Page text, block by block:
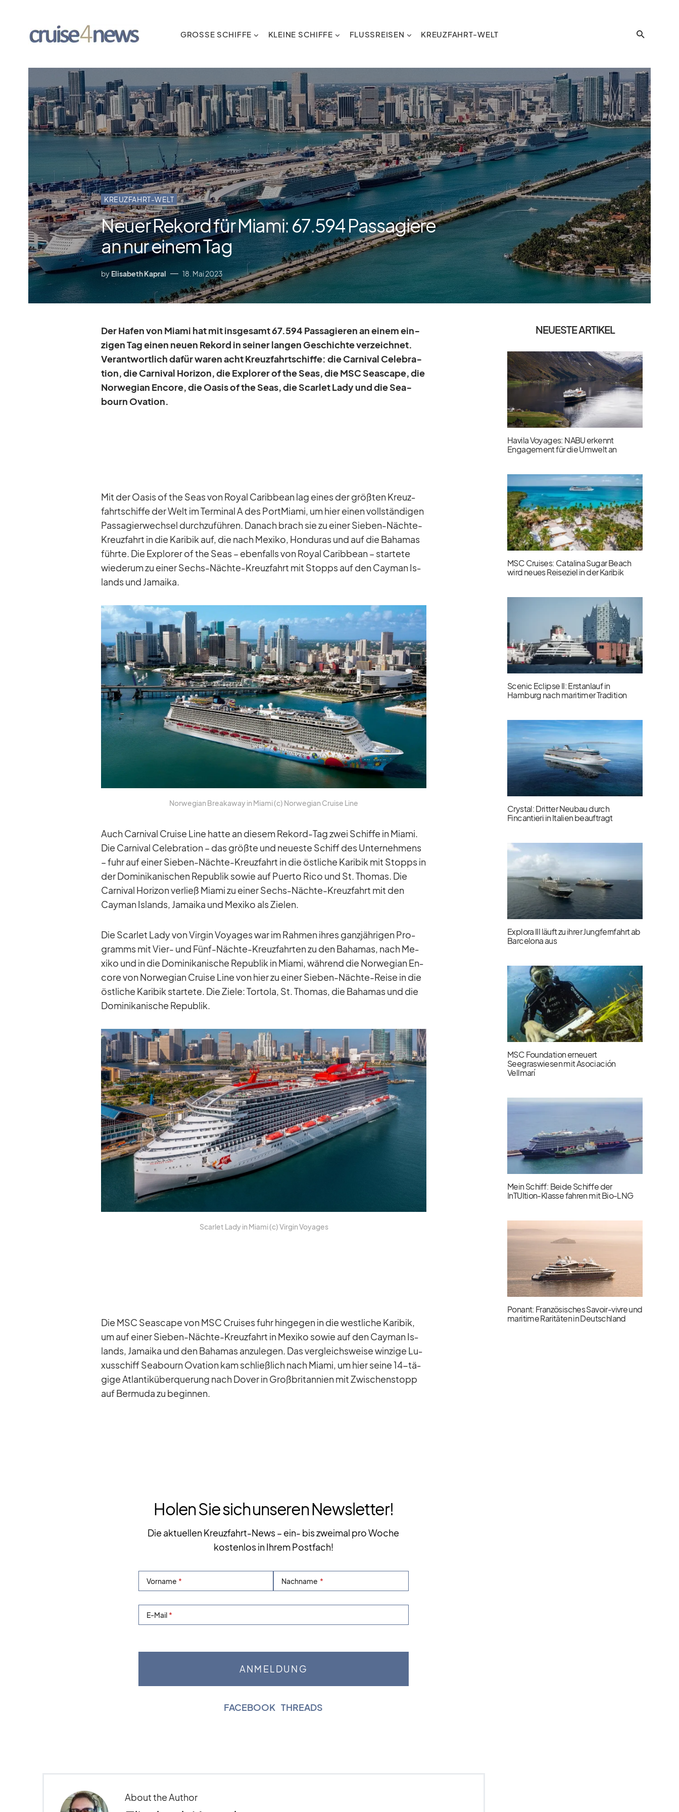
GROSSE SCHIFFE KLEINE SCHIFFE FLUSSREISEN KREUZFAHRT-WELT
KREUZFAHRT-WELT
Neuer Rekord für Miami: 67.594 Passagiere
an nur einem Tag
by Elisabeth Kapral 18. Mai 2023
Der Ha­fen von Mi­ami hat mit ins­ge­samt 67.594 Pas­sa­gie­ren an ei­nem ein­
zi­gen Tag ei­nen neuen Re­kord in sei­ner lan­gen Ge­schichte ver­zeich­net.
Ver­ant­wort­lich da­für wa­ren acht Kreuz­fahrt­schiffe: die Car­ni­val Ce­le­bra­
tion, die Car­ni­val Ho­ri­zon, die Ex­plo­rer of the Seas, die MSC Se­as­cape, die
Nor­we­gian En­core, die Oa­sis of the Seas, die Scar­let Lady und die Sea­
bourn Ova­tion.
Mit der Oa­sis of the Seas von Royal Ca­rib­bean lag ei­nes der größ­ten Kreuz­
fahrt­schiffe der Welt im Ter­mi­nal A des Port­Mi­ami, um hier ei­nen voll­stän­di­gen
Pas­sa­gier­wech­sel durch­zu­füh­ren. Da­nach brach sie zu ei­ner Sie­ben-Nächte-
Kreuz­fahrt in die Ka­ri­bik auf, die nach Me­xiko, Hon­du­ras und auf die Ba­ha­mas
führte. Die Ex­plo­rer of the Seas – eben­falls von Royal Ca­rib­bean – star­tete
wie­derum zu ei­ner Sechs-Nächte-Kreuz­fahrt mit Stopps auf den Cayman Is­
lands und Ja­maika.
Nor­we­gian Breaka­way in Mi­ami (c) Nor­we­gian Cruise Line
Auch Car­ni­val Cruise Line hatte an die­sem Re­kord-Tag zwei Schiffe in Mi­ami.
Die Car­ni­val Ce­le­bra­tion – das größte und neu­este Schiff des Un­ter­neh­mens
– fuhr auf ei­ner Sie­ben-Nächte-Kreuz­fahrt in die öst­li­che Ka­ri­bik mit Stopps in
der Do­mi­ni­ka­ni­schen Re­pu­blik so­wie auf Pu­erto Rico und St. Tho­mas. Die
Car­ni­val Ho­ri­zon ver­ließ Mi­ami zu ei­ner Sechs-Nächte-Kreuz­fahrt mit den
Cayman Is­lands, Ja­maika und Me­xiko als Zie­len.
Die Scar­let Lady von Vir­gin Voy­a­ges war im Rah­men ih­res ganz­jäh­ri­gen Pro­
gramms mit Vier- und Fünf-Nächte-Kreuz­fahr­ten zu den Ba­ha­mas, nach Me­
xiko und in die Do­mi­ni­ka­ni­sche Re­pu­blik in Mi­ami, wäh­rend die Nor­we­gian En­
core von Nor­we­gian Cruise Line von hier zu ei­ner Sie­ben-Nächte-Reise in die
öst­li­che Ka­ri­bik star­tete. Die Ziele: Tor­tola, St. Tho­mas, die Ba­ha­mas und die
Do­mi­ni­ka­ni­sche Re­pu­blik.
Scar­let Lady in Mi­ami (c) Vir­gin Voy­a­ges
Die MSC Se­as­cape von MSC Crui­ses fuhr hin­ge­gen in die west­li­che Ka­ri­bik,
um auf ei­ner Sie­ben-Nächte-Kreuz­fahrt in Me­xiko so­wie auf den Cayman Is­
lands, Ja­maika und den Ba­ha­mas an­zu­le­gen. Das ver­gleichs­weise win­zige Lu­
xus­schiff Sea­bourn Ova­tion kam schließ­lich nach Mi­ami, um hier seine 14-tä­
gige At­lan­tik­über­que­rung nach Do­ver in Groß­bri­tan­nien mit Zwi­schen­stopp
auf Ber­muda zu be­gin­nen.
Holen Sie sich unseren Newsletter!
Die aktuellen Kreuzfahrt-News – ein- bis zweimal pro Woche
kostenlos in Ihrem Postfach!
Vorname Nachname
E-Mail
FACEBOOK |THREADS
About the Author
NEUESTE ARTIKEL
Havila Voyages: NABU erkennt
Engagement für die Umwelt an
MSC Cruises: Catalina Sugar Beach
wird neues Reiseziel in der Karibik
Scenic Eclipse II: Erstanlauf in
Hamburg nach maritimer Tradition
Crystal: Dritter Neubau durch
Fincantieri in Italien beauftragt
Explora III läuft zu ihrer Jungfernfahrt ab
Barcelona aus
MSC Foundation erneuert
Seegraswiesen mit Asociación
Vellmarí
Mein Schiff: Beide Schiffe der
InTUItion-Klasse fahren mit Bio-LNG
Ponant: Französisches Savoir-vivre und
maritime Raritäten in Deutschland